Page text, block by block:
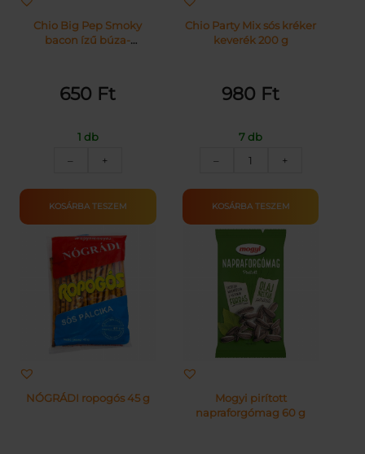
Chio Big Pep Smoky
bacon ízű búza-
650 Ft
1 db
–
PEP
65G
+
KOSÁRBA TESZEM
Chio Party Mix sós kréker
keverék 200 g
980 Ft
7 db
–
CHIO
MIX
200G
+
KOSÁRBA TESZEM
NÓGRÁDI ropogós 45 g
Mogyi pirított
napraforgómag 60 g